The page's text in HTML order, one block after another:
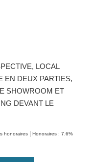
LOCAL
EN DEUX PARTIES,
SHOWROOM ET
DEVANT LE
honoraires | Honoraires : 7.6%